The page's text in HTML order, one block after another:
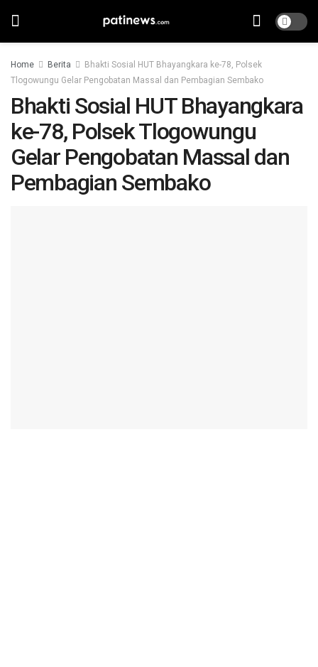
Home Berita
Bhakti Sosial HUT Bhayangkara ke-78, Polsek
Tlogowungu Gelar Pengobatan Massal dan Pembagian Sembako
Bhakti Sosial HUT Bhayangkara
ke-78, Polsek Tlogowungu
Gelar Pengobatan Massal dan
Pembagian Sembako